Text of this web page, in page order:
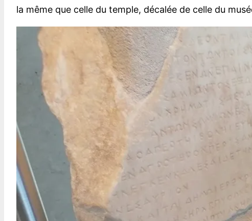
la même que celle du temple, décalée de celle du